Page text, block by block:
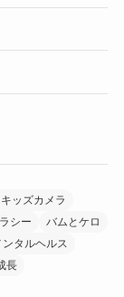
キッズカメラ
シー
バムとケロ
ンタルヘルス
長